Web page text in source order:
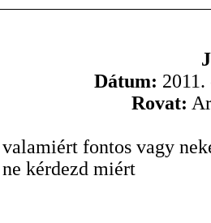
Dátum:
Rovat:
valamiért fontos vagy
ne kérdezd miért